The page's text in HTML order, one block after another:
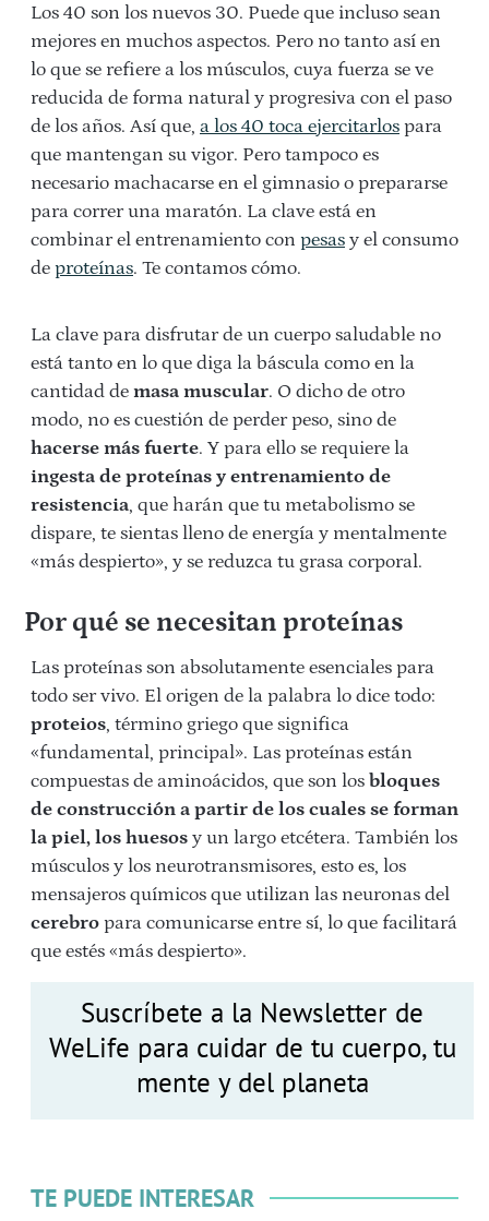
Los 40 son los nuevos 30. Puede que incluso sean
mejores en muchos aspectos. Pero no tanto así en
lo que se refiere a los músculos, cuya fuerza se ve
reducida de forma natural y progresiva con el paso
de los años. Así que, a los 40 toca ejercitarlos para
que mantengan su vigor. Pero tampoco es
necesario machacarse en el gimnasio o prepararse
para correr una maratón. La clave está en
combinar el entrenamiento con pesas y el consumo
de proteínas. Te contamos cómo.
La clave para disfrutar de un cuerpo saludable no
está tanto en lo que diga la báscula como en la
cantidad de masa muscular. O dicho de otro
modo, no es cuestión de perder peso, sino de
hacerse más fuerte. Y para ello se requiere la
ingesta de proteínas y entrenamiento de
resistencia, que harán que tu metabolismo se
dispare, te sientas lleno de energía y mentalmente
«más despierto», y se reduzca tu grasa corporal.
Por qué se necesitan proteínas
Las proteínas son absolutamente esenciales para
todo ser vivo. El origen de la palabra lo dice todo:
proteios, término griego que significa
«fundamental, principal». Las proteínas están
compuestas de aminoácidos, que son los bloques
de construcción a partir de los cuales se forman
la piel, los huesos y un largo etcétera. También los
músculos y los neurotransmisores, esto es, los
mensajeros químicos que utilizan las neuronas del
cerebro para comunicarse entre sí, lo que facilitará
que estés «más despierto».
Suscríbete a la Newsletter de
WeLife para cuidar de tu cuerpo, tu
mente y del planeta
TE PUEDE INTERESAR